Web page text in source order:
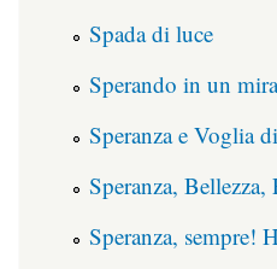
Spada di luce
Sperando in un
Speranza e Voglia
Speranza, Bellezza,
Speranza, sempre!